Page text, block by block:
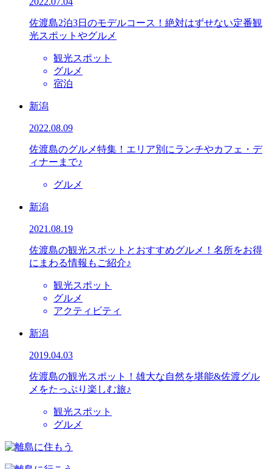
佐渡島2泊3日のモデルコース！絶対はずせない定番観
光スポットやグルメ
観光スポット
グルメ
宿泊
新潟
2022.08.09
佐渡島のグルメ特集！エリア別にランチやカフェ・デ
ィナーまで♪
グルメ
新潟
2021.08.19
佐渡島の観光スポットとおすすめグルメ！名所をお得
にまわる情報もご紹介♪
観光スポット
グルメ
アクティビティ
新潟
2019.04.03
佐渡島の観光スポット！雄大な自然を堪能&佐渡グル
メをたっぷり楽しむ旅♪
観光スポット
グルメ